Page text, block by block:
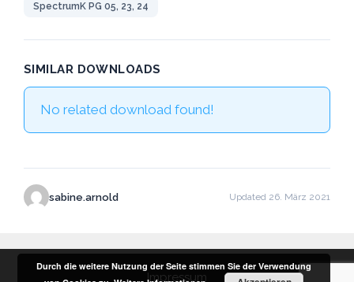
SpectrumK PG 05, 23, 24
SIMILAR DOWNLOADS
No related download found!
sabine.arnold Updated 26. März 2021
Impressum
Durch die weitere Nutzung der Seite stimmen Sie der Verwendung